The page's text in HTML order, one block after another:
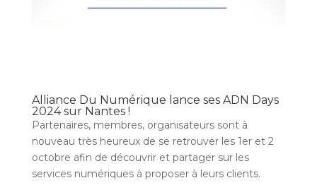
Alliance Du Numérique lance ses ADN Days
2024 sur Nantes !
Partenaires, membres, organisateurs sont à
nouveau très heureux de se retrouver les 1er et 2
octobre afin de découvrir et partager sur les
services numériques à proposer à leurs clients.